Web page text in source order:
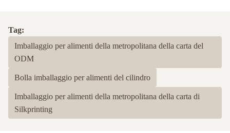
Tag:
Imballaggio per alimenti della metropolitana della carta del
ODM
Bolla imballaggio per alimenti del cilindro
Imballaggio per alimenti della metropolitana della carta di
Silkprinting